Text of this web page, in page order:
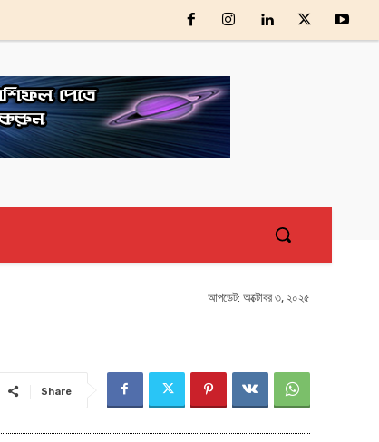
আপডেট: অক্টোবর ৩, ২০২৫
Share